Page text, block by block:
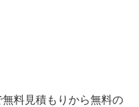
料見積もりから無料の